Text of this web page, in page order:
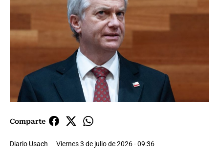
Comparte
Diario Usach Viernes 3 de julio de 2026 - 09:36